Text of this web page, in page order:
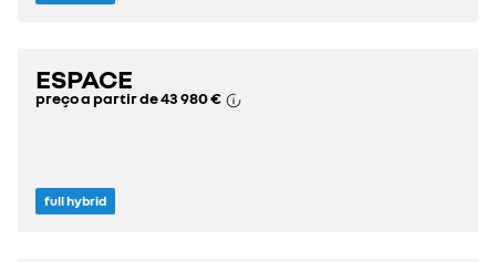
ESPACE
preço a partir de43 980 €
full hybrid